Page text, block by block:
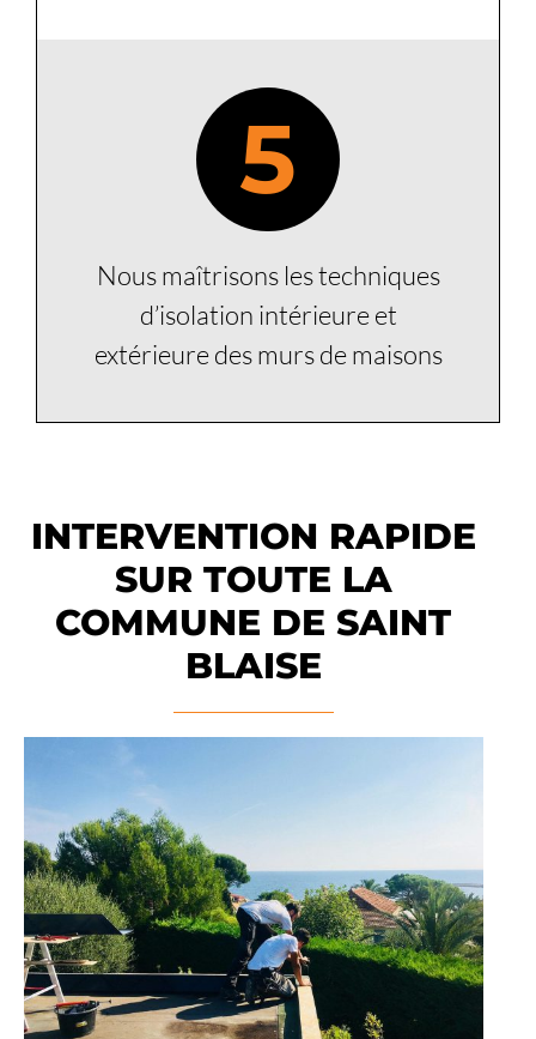
5
Nous maîtrisons les techniques
d’isolation intérieure et
extérieure des murs de maisons
INTERVENTION RAPIDE
SUR TOUTE LA
COMMUNE DE SAINT
BLAISE